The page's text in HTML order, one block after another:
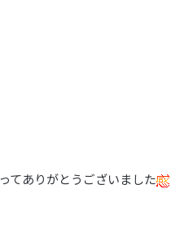
てありがとうございました